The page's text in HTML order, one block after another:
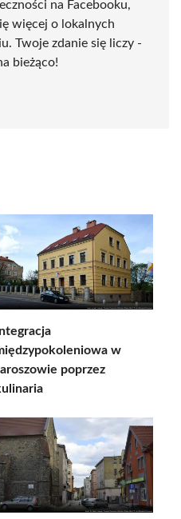
na Facebooku,
więcej o lokalnych
Twoje zdanie się liczy -
bieżąco!
Integracja
w
poprzez